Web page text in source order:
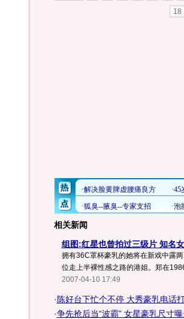
18
相关新闻
组图:红星也曾拍过三级片 知名
拥有36C罩杯豪乳的她将在新戏中露
位走上半裸性感之路的港姐。郑在
2007-04-10 17:49
· 陈好台下忙个不停 大秀豪乳电话
·争先抢后当“波霸” 女星豪乳尺寸